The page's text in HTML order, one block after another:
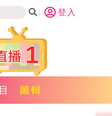
登入
1
圖輯